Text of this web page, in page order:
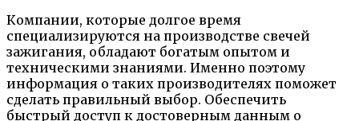
Компании, которые долгое время
специализируются на производстве свечей
зажигания, обладают богатым опытом и
техническими знаниями. Именно поэтому
информация о таких производителях поможет
сделать правильный выбор. Обеспечить
быстрый доступ к достоверным данным о